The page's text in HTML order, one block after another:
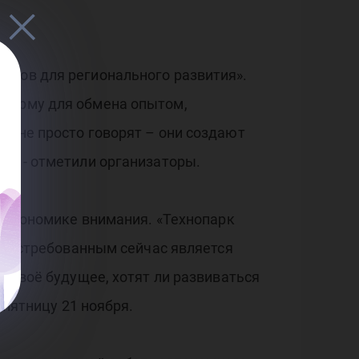
для регионального развития».
для обмена опытом,
не просто говорят – они создают
- отметили организаторы.
внимания. «Технопарк
сейчас является
будущее, хотят ли развиваться
21 ноября.